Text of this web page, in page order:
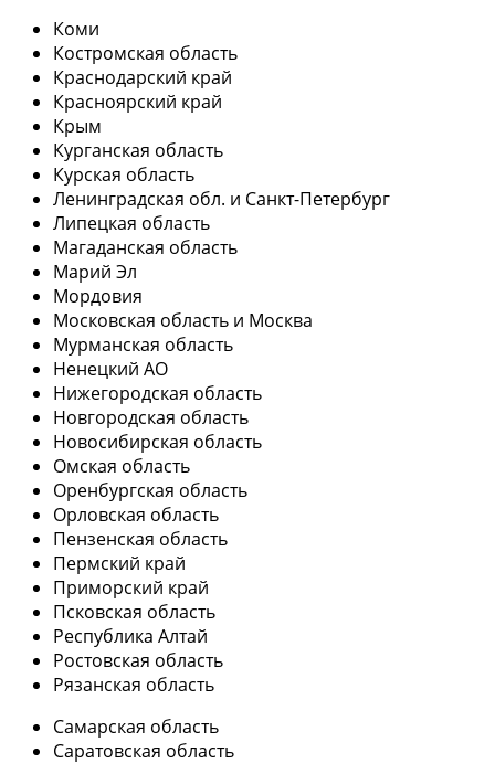
Коми
Костромская область
Краснодарский край
Красноярский край
Крым
Курганская область
Курская область
Ленинградская обл. и Санкт-Петербург
Липецкая область
Магаданская область
Марий Эл
Мордовия
Московская область и Москва
Мурманская область
Ненецкий АО
Нижегородская область
Новгородская область
Новосибирская область
Омская область
Оренбургская область
Орловская область
Пензенская область
Пермский край
Приморский край
Псковская область
Республика Алтай
Ростовская область
Рязанская область
Самарская область
Саратовская область